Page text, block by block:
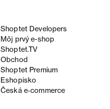
Shoptet Developers
Môj prvý e-shop
Shoptet.TV
Obchod
Shoptet Premium
Eshopisko
Česká e‑commerce